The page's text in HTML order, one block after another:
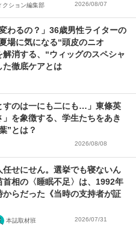
クション編集部 2026/08/07
わるの？」36歳男性ライターの
場に気になる“頭皮のニオ
解消する、“ウィッグのスペシャ
た徹底ケアとは
すのは一にも二にも…」東條英
」を象徴する、学生たちをあき
”とは？
2026/08/08
任せにせん。選挙でも寝ないん
首相の〈睡眠不足〉は、1992年
からだった《当時の支持者が証
本誌取材班 2026/07/31